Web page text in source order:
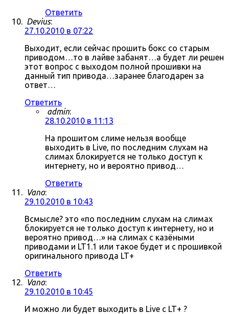
Ответить
Devius:
27.10.2010 в 07:22
Выходит, если сейчас прошить бокс со старым
приводом…то в лайве забанят…а будет ли решен
этот вопрос с выходом полной прошивки на
данный тип привода…заранее благодарен за
ответ…
Ответить
admin:
28.10.2010 в 11:13
На прошитом слиме нельзя вообще
выходить в Live, по последним слухам на
слимах блокируется не только доступ к
интернету, но и вероятно привод…
Ответить
Vano:
29.10.2010 в 10:43
Всмысле? это «по последним слухам на слимах
блокируется не только доступ к интернету, но и
вероятно привод…» на слимах с казёными
приводами и LT1.1 или такое будет и с прошивкой
оригинального привода LT+
Ответить
Vano:
29.10.2010 в 10:45
И можно ли будет выходить в Live c LT+ ?